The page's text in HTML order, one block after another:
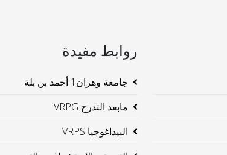
روابط مفيدة
جامعة وهران1 أحمد بن بلة
مابعد التدرج VRPG
البيداغوجيا VRPS